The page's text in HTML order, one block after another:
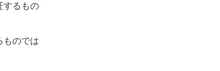
するもの
ものでは